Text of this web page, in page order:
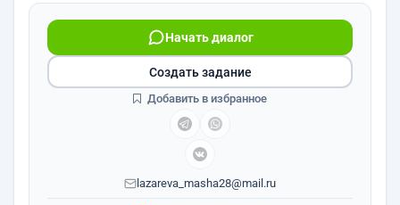
Начать диалог
lazareva_masha28@mail.ru
Создать задание
Добавить в избранное